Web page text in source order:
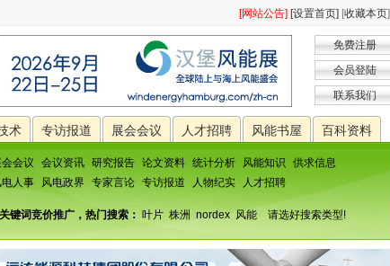
[网站公告] [设置首页] [收藏本页]
免费注册
会员登陆
联系我们
术 专访报道 展会会议 人才招聘 风能书屋 百科资料
会会议 会议资讯 研究报告 论文资料 统计分析 风能知识
供求信息
电人事 风电政界 专家言论 专访报道 人物纪实 人才招聘
键词竞价推广，热门搜索： 叶片 株洲 nordex 风能 请选好搜索类型!